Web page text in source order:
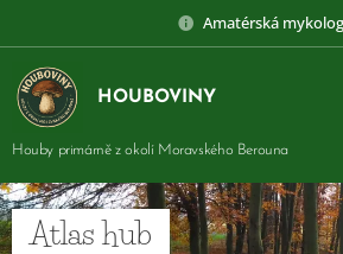
Amatérská
HOUBOVINY
Houby primárně z okolí Moravského Berouna
Atlas hub